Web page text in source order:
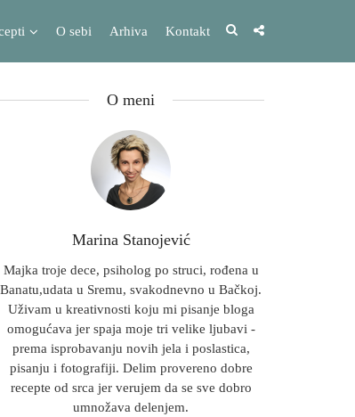
O sebi Arhiva Kontakt
O meni
Marina Stanojević
Majka troje dece, psiholog po struci, rođena u
Banatu,udata u Sremu, svakodnevno u Bačkoj.
Uživam u kreativnosti koju mi pisanje bloga
omogućava jer spaja moje tri velike ljubavi -
prema isprobavanju novih jela i poslastica,
pisanju i fotografiji. Delim provereno dobre
recepte od srca jer verujem da se sve dobro
umnožava delenjem.